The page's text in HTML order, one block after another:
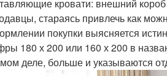
кровати: внешний короб
стараясь привлечь как
покупки выясняется
180 х 200 или 160 х 200 в
деле, больше и указываются